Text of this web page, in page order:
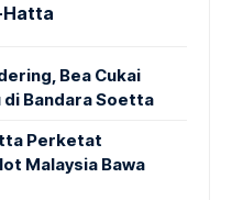
Bea Cukai
Bandara Soetta
Perketat
Malaysia Bawa